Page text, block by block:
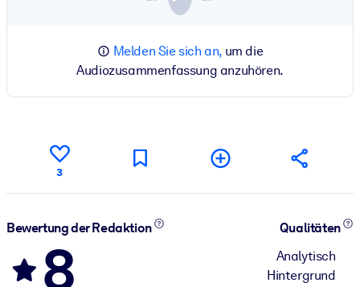
Melden Sie sich an,um die
Audiozusammenfassung anzuhören.
3
Bewertung der Redaktion
8
Qualitäten
Analytisch
Hintergrund